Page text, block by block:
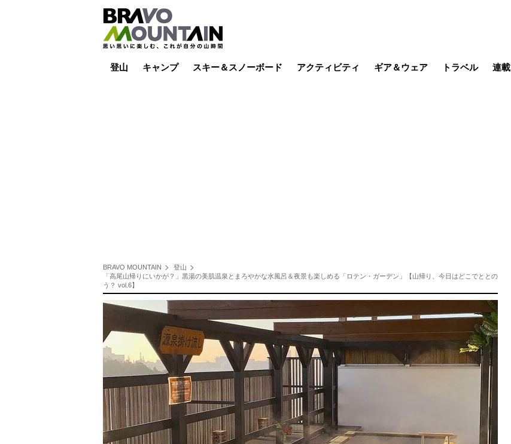
登山 キャンプ スキー＆スノーボード アクティビティ ギア＆ウェア トラベル 連載
BRAVO MOUNTAIN
登山
「高尾山帰りにいかが？」黒湯の美肌温泉とまろやかな水風呂＆夜景も楽しめる「ロテン・ガーデン」【山帰り、今日はどこでととの
う？ vol.6】